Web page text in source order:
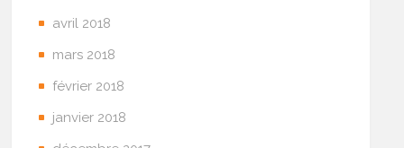
avril 2018
mars 2018
février 2018
janvier 2018